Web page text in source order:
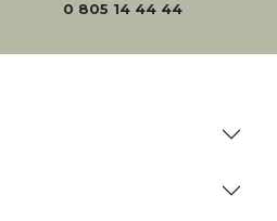
0 805 14 44 44